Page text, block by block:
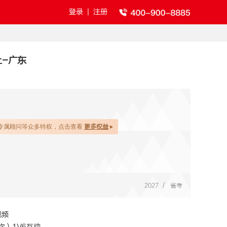
登录 注册
-广东
属顾问等众多特权，点击查看 更多权益
2027 / 省考